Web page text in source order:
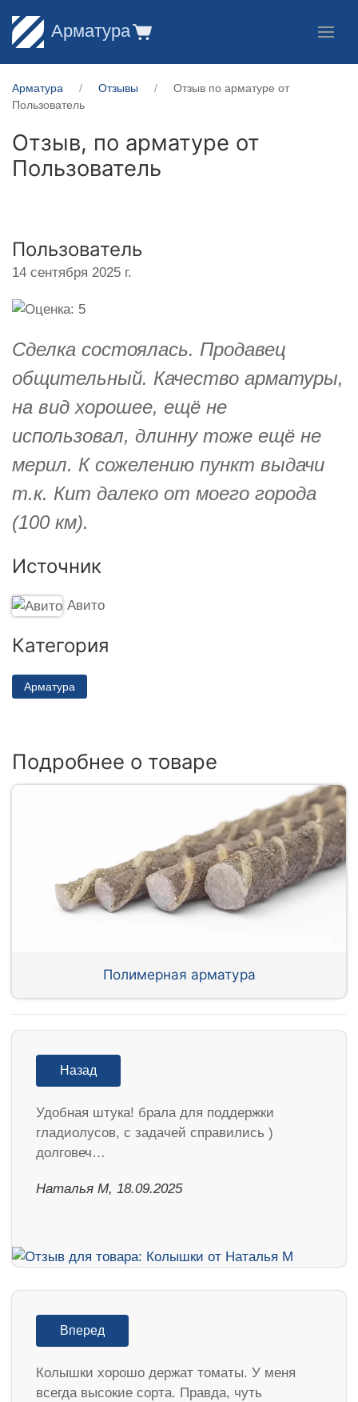
Арматура
Арматура Отзывы
Отзыв по арматуре от
Пользователь
Отзыв, по арматуре от
Пользователь
Пользователь
14 сентября 2025 г.
Сделка состоялась. Продавец
общительный. Качество арматуры,
на вид хорошее, ещё не
использовал, длинну тоже ещё не
мерил. К сожелению пункт выдачи
т.к. Кит далеко от моего города
(100 км).
Источник
Авито
Категория
Арматура
Подробнее о товаре
Полимерная арматура
Назад
Удобная штука! брала для поддержки
гладиолусов, с задачей справились )
долговеч…
Наталья М, 18.09.2025
Вперед
Колышки хорошо держат томаты. У меня
всегда высокие сорта. Правда, чуть